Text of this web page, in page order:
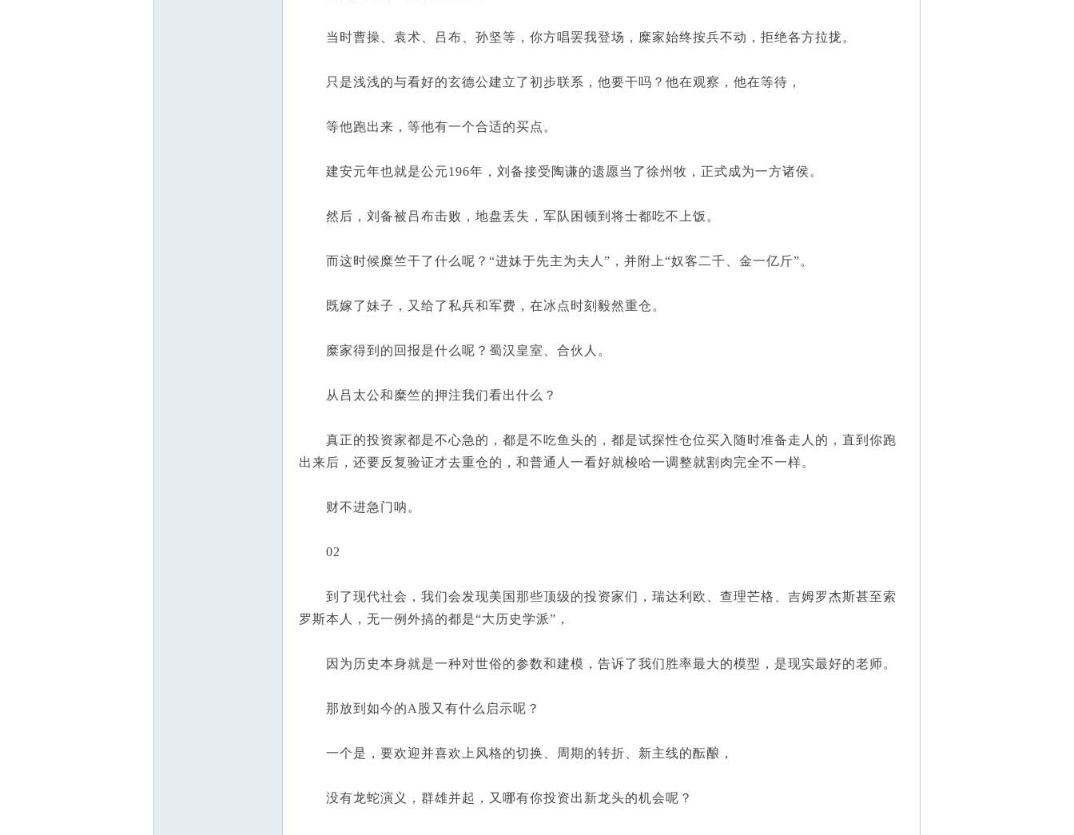
当时曹操、袁术、吕布、孙坚等，你方唱罢我登场，糜家始终按兵不动，拒绝各方拉拢。
只是浅浅的与看好的玄德公建立了初步联系，他要干吗？他在观察，他在等待，
等他跑出来，等他有一个合适的买点。
建安元年也就是公元196年，刘备接受陶谦的遗愿当了徐州牧，正式成为一方诸侯。
然后，刘备被吕布击败，地盘丢失，军队困顿到将士都吃不上饭。
而这时候糜竺干了什么呢？“进妹于先主为夫人”，并附上“奴客二千、金一亿斤”。
既嫁了妹子，又给了私兵和军费，在冰点时刻毅然重仓。
糜家得到的回报是什么呢？蜀汉皇室、合伙人。
从吕太公和糜竺的押注我们看出什么？
真正的投资家都是不心急的，都是不吃鱼头的，都是试探性仓位买入随时准备走人的，直到你跑
出来后，还要反复验证才去重仓的，和普通人一看好就梭哈一调整就割肉完全不一样。
财不进急门呐。
02
到了现代社会，我们会发现美国那些顶级的投资家们，瑞达利欧、查理芒格、吉姆罗杰斯甚至索
罗斯本人，无一例外搞的都是“大历史学派”，
因为历史本身就是一种对世俗的参数和建模，告诉了我们胜率最大的模型，是现实最好的老师。
那放到如今的A股又有什么启示呢？
一个是，要欢迎并喜欢上风格的切换、周期的转折、新主线的酝酿，
没有龙蛇演义，群雄并起，又哪有你投资出新龙头的机会呢？